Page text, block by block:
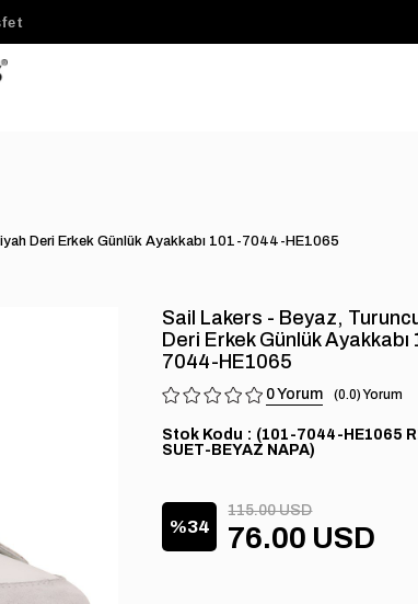
Deri Erkek Günlük Ayakkabı 101-7044-HE1065
Sail Lakers - Beyaz,
Deri Erkek Günlük Ayakkabı
7044-HE1065
0 0.0
Stok Kodu
(101-7044-HE1065
SUET-BEYAZ NAPA)
34
115.00 USD
76.00 USD